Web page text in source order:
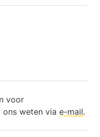
voor
weten via e-mail.